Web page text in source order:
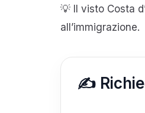
💡 Il visto Costa
all’immigrazione.
✍️